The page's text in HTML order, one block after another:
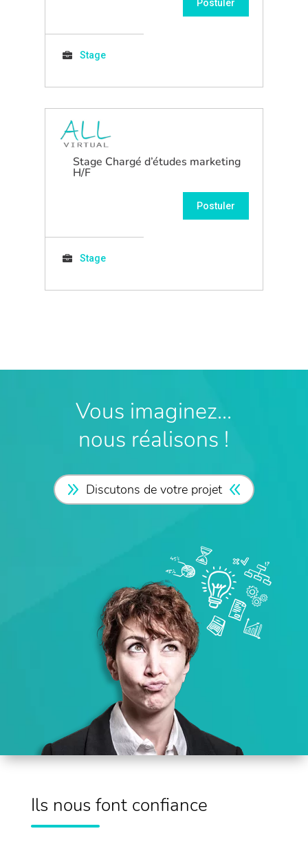
Postuler
Stage
Stage Chargé d’études marketing
H/F
Postuler
Stage
Vous imaginez…
nous réalisons !
Discutons de votre projet
Ils nous font confiance